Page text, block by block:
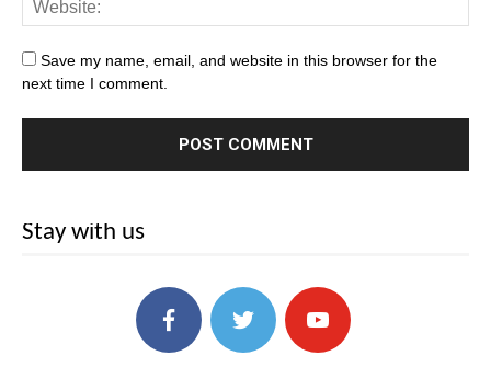
Save my name, email, and website in this browser for the
next time I comment.
Stay with us